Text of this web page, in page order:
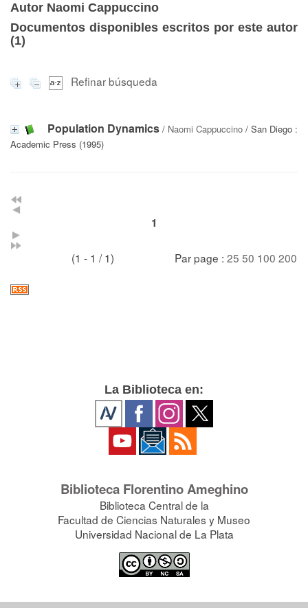
Autor Naomi Cappuccino
Documentos disponibles escritos por este autor
(1)
Refinar búsqueda
Population Dynamics / Naomi Cappuccino / San Diego :
Academic Press (1995)
1
(1 - 1 / 1) Par page : 25 50 100 200
La Biblioteca en:
Biblioteca Florentino Ameghino
Biblioteca Central de la
Facultad de Ciencias Naturales y Museo
Universidad Nacional de La Plata